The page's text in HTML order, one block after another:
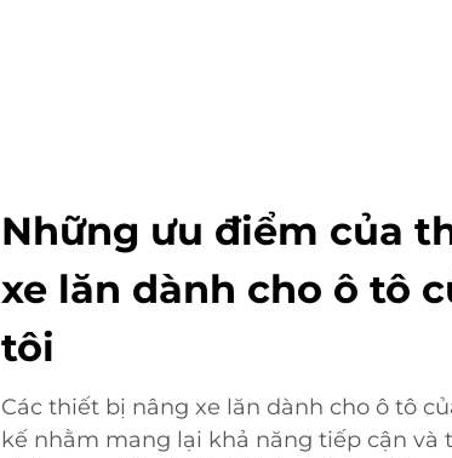
Những ưu điểm của
xe lăn dành cho ô tô
tôi
Các thiết bị nâng xe lăn dành cho ô tô
kế nhằm mang lại khả năng tiếp cận và